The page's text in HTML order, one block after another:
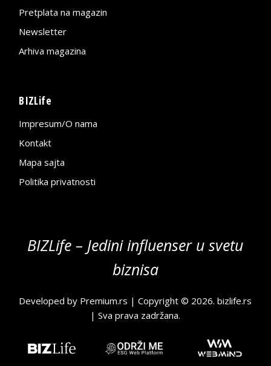
Pretplata na magazin
Newsletter
Arhiva magazina
BIZLife
Impresum/O nama
Kontakt
Mapa sajta
Politika privatnosti
BIZLife – Jedini influenser u svetu
biznisa
Developed by Premium.rs | Copyright © 2026.bizlife.rs
| Sva prava zadržana.